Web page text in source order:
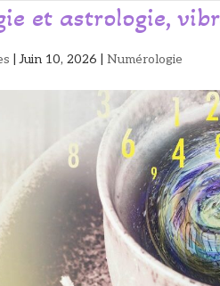
et astrologie,
|Juin 10, 2026 |Numérologie